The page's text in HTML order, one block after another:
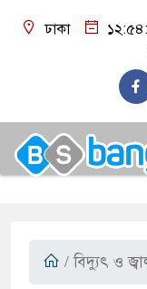
ঢাকা
/ বিদ্যুৎ ও